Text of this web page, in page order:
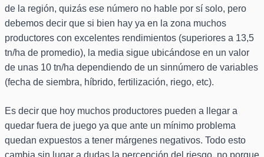
de la región, quizás ese número no hable por sí solo, pero
debemos decir que si bien hay ya en la zona muchos
productores con excelentes rendimientos (superiores a 13,5
tn/ha de promedio), la media sigue ubicándose en un valor
de unas 10 tn/ha dependiendo de un sinnúmero de variables
(fecha de siembra, híbrido, fertilización, riego, etc).
Es decir que hoy muchos productores pueden a llegar a
quedar fuera de juego ya que ante un mínimo problema
quedan expuestos a tener márgenes negativos. Todo esto
cambia sin lugar a dudas la percepción del riesgo, no porque